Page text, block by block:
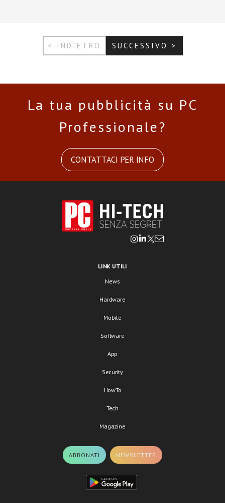
< INDIETRO SUCCESSIVO >
La tua pubblicità su PC
Professionale?
CONTATTACI PER INFO
LINK UTILI
News
Hardware
Mobile
Software
App
Security
HowTo
Tech
Magazine
ABBONATI NEWSLETTER